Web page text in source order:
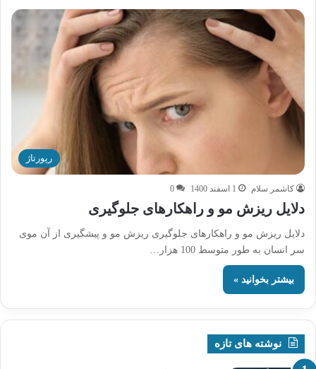
رپورتاژ
کاشمر سلام 1 اسفند 1400 0
دلایل ریزش مو و راهکارهای جلوگیری
دلایل ریزش مو و راهکارهای جلوگیری ریزش مو و پیشگیری از آن موی
سر انسان به طور متوسط 100 هزار…
بیشتر بخوانید »
نوشته های تازه